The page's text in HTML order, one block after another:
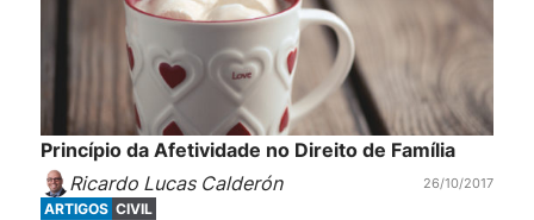
Princípio da Afetividade no Direito de Família
Ricardo Lucas Calderón
26/10/2017
ARTIGOS CIVIL